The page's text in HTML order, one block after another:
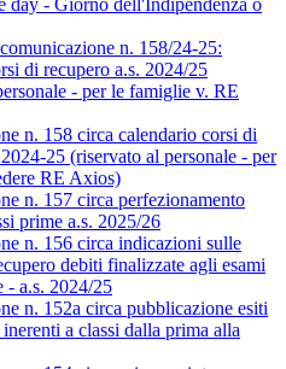
day - Giorno dell'Indipendenza o
n. 158/24-25:
di recupero a.s. 2024/25
- per le famiglie v. RE
n. 158 circa calendario corsi di
25 (riservato al personale - per
RE Axios)
n. 157 circa perfezionamento
prime a.s. 2025/26
n. 156 circa indicazioni sulle
debiti finalizzate agli esami
- a.s. 2024/25
n. 152a circa pubblicazione esiti
a classi dalla prima alla